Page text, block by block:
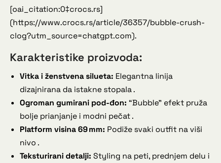
[oai_citation:0‡crocs.rs]
(https://www.crocs.rs/article/36357/bubble-crush-
clog?utm_source=chatgpt.com).
Karakteristike proizvoda:
Vitka i ženstvena silueta: Elegantna linija
dizajnirana da istakne stopala .
Ogroman gumirani pod-đon: “Bubble” efekt pruža
bolje prianjanje i modni pečat .
Platform visina 69 mm: Podiže svaki outfit na viši
nivo .
Teksturirani detalji: Styling na peti, prednjem delu i